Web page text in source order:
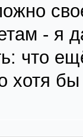
- я
что
хотя